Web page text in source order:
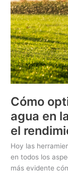
Cómo
agua en
el
Hoy las
en todos los
más evidente
agua
en
la
agricultura
sin
sacrificar
el
rendimiento